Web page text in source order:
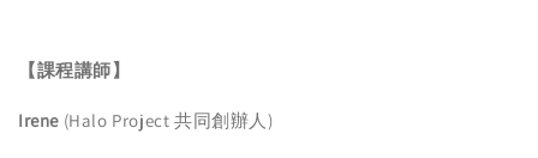
【課程講師】
Irene (Halo Project 共同創辦人)